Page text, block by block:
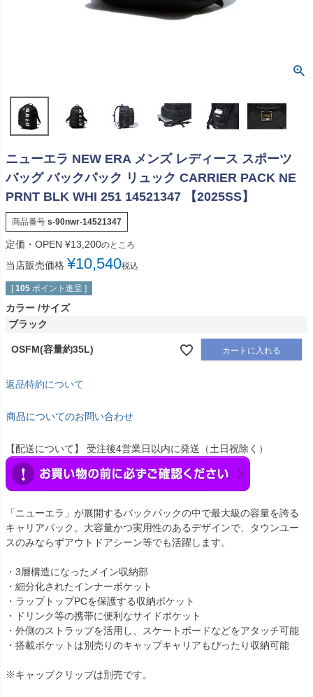
ニューエラ NEW ERA メンズ レディース スポーツ
バッグ バックパック リュック CARRIER PACK NE
PRNT BLK WHI 251 14521347 【2025SS】
商品番号 s-90nwr-14521347
定価・OPEN ¥13,200のところ
当店販売価格 ¥10,540税込
[ 105 ポイント進呈 ]
カラー サイズ
ブラック
OSFM(容量約35L) カートに入れる
返品特約について
商品についてのお問い合わせ
【配送について】 受注後4営業日以内に発送（土日祝除く）
「ニューエラ」が展開するバックパックの中で最大級の容量を誇る
キャリアパック。大容量かつ実用性のあるデザインで、タウンユー
スのみならずアウトドアシーン等でも活躍します。
・3層構造になったメイン収納部
・細分化されたインナーポケット
・ラップトップPCを保護する収納ポケット
・ドリンク等の携帯に便利なサイドポケット
・外側のストラップを活用し、スケートボードなどをアタッチ可能
・搭載ポケットは別売りのキャップキャリアもぴったり収納可能
※キャップクリップは別売です。